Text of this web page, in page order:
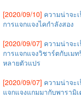
[2020/09/10] ความน่าจะ
การแจกแจงไคกำลังสอง
[2020/09/07] ความน่าจะ
การแจกแจงวิชาร์ตกับเม
หลายตัวแปร
[2020/09/07] ความน่าจะ
แจกแจงแกมมากับพารามิ